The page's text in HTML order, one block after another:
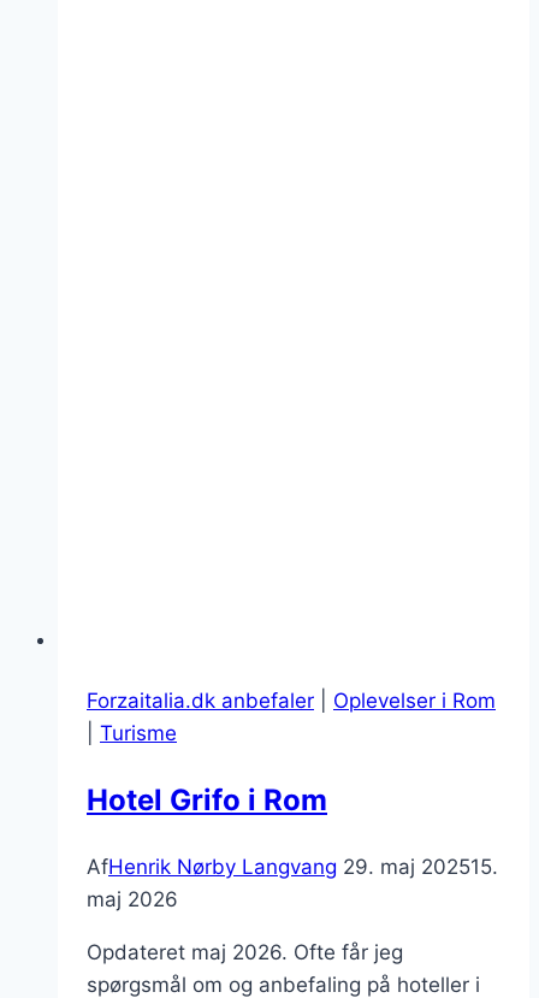
Forzaitalia.dk anbefaler
Oplevelser i Rom
Turisme
Hotel Grifo i Rom
AfHenrik Nørby Langvang 29. maj 202515.
maj 2026
Opdateret maj 2026. Ofte får jeg
spørgsmål om og anbefaling på hoteller i